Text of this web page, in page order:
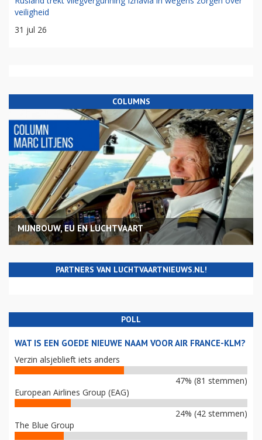
veiligheid
31 jul 26
COLUMNS
MIJNBOUW, EU EN LUCHTVAART
PARTNERS VAN LUCHTVAARTNIEUWS.NL!
POLL
WAT IS EEN GOEDE NIEUWE NAAM VOOR AIR FRANCE-KLM?
Verzin alsjeblieft iets anders
47% (81 stemmen)
European Airlines Group (EAG)
24% (42 stemmen)
The Blue Group